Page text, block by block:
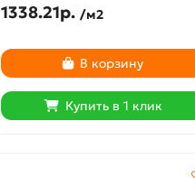
1338.21р. /м2
В корзину
Купить в 1 клик